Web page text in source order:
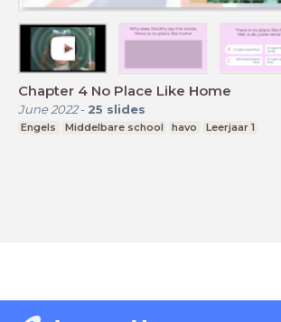
Chapter 4 No Place Like Home
June 2022- 25 slides
Engels Middelbare school havo Leerjaar 1